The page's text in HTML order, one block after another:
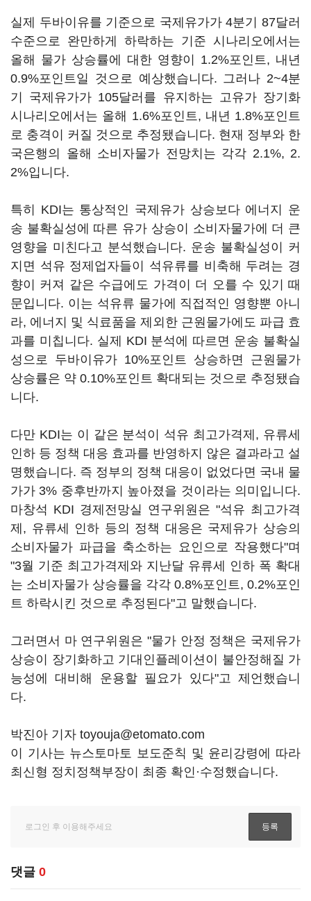
실제 두바이유를 기준으로 국제유가가 4분기 87달러
수준으로 완만하게 하락하는 기준 시나리오에서는
올해 물가 상승률에 대한 영향이 1.2%포인트, 내년
0.9%포인트일 것으로 예상했습니다. 그러나 2~4분
기 국제유가가 105달러를 유지하는 고유가 장기화
시나리오에서는 올해 1.6%포인트, 내년 1.8%포인트
로 충격이 커질 것으로 추정됐습니다. 현재 정부와 한
국은행의 올해 소비자물가 전망치는 각각 2.1%, 2.
2%입니다.
특히 KDI는 통상적인 국제유가 상승보다 에너지 운
송 불확실성에 따른 유가 상승이 소비자물가에 더 큰
영향을 미친다고 분석했습니다. 운송 불확실성이 커
지면 석유 정제업자들이 석유류를 비축해 두려는 경
향이 커져 같은 수급에도 가격이 더 오를 수 있기 때
문입니다. 이는 석유류 물가에 직접적인 영향뿐 아니
라, 에너지 및 식료품을 제외한 근원물가에도 파급 효
과를 미칩니다. 실제 KDI 분석에 따르면 운송 불확실
성으로 두바이유가 10%포인트 상승하면 근원물가
상승률은 약 0.10%포인트 확대되는 것으로 추정됐습
니다.
다만 KDI는 이 같은 분석이 석유 최고가격제, 유류세
인하 등 정책 대응 효과를 반영하지 않은 결과라고 설
명했습니다. 즉 정부의 정책 대응이 없었다면 국내 물
가가 3% 중후반까지 높아졌을 것이라는 의미입니다.
마창석 KDI 경제전망실 연구위원은 "석유 최고가격
제, 유류세 인하 등의 정책 대응은 국제유가 상승의
소비자물가 파급을 축소하는 요인으로 작용했다"며
"3월 기준 최고가격제와 지난달 유류세 인하 폭 확대
는 소비자물가 상승률을 각각 0.8%포인트, 0.2%포인
트 하락시킨 것으로 추정된다"고 말했습니다.
그러면서 마 연구위원은 "물가 안정 정책은 국제유가
상승이 장기화하고 기대인플레이션이 불안정해질 가
능성에 대비해 운용할 필요가 있다"고 제언했습니
다.
박진아 기자 toyouja@etomato.com
이 기사는 뉴스토마토 보도준칙 및 윤리강령에 따라
최신형 정치정책부장이 최종 확인·수정했습니다.
댓글 0